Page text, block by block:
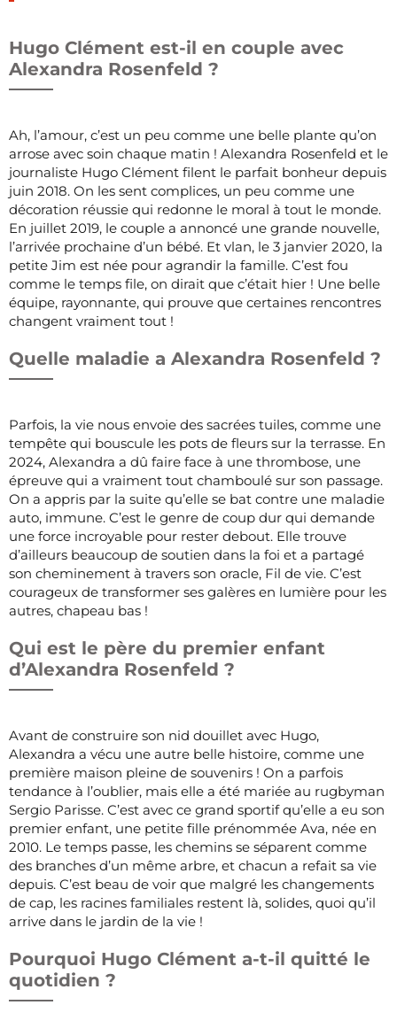
Hugo Clément est-il en couple avec
Alexandra Rosenfeld ?
Ah, l’amour, c’est un peu comme une belle plante qu’on
arrose avec soin chaque matin ! Alexandra Rosenfeld et le
journaliste Hugo Clément filent le parfait bonheur depuis
juin 2018. On les sent complices, un peu comme une
décoration réussie qui redonne le moral à tout le monde.
En juillet 2019, le couple a annoncé une grande nouvelle,
l’arrivée prochaine d’un bébé. Et vlan, le 3 janvier 2020, la
petite Jim est née pour agrandir la famille. C’est fou
comme le temps file, on dirait que c’était hier ! Une belle
équipe, rayonnante, qui prouve que certaines rencontres
changent vraiment tout !
Quelle maladie a Alexandra Rosenfeld ?
Parfois, la vie nous envoie des sacrées tuiles, comme une
tempête qui bouscule les pots de fleurs sur la terrasse. En
2024, Alexandra a dû faire face à une thrombose, une
épreuve qui a vraiment tout chamboulé sur son passage.
On a appris par la suite qu’elle se bat contre une maladie
auto, immune. C’est le genre de coup dur qui demande
une force incroyable pour rester debout. Elle trouve
d’ailleurs beaucoup de soutien dans la foi et a partagé
son cheminement à travers son oracle, Fil de vie. C’est
courageux de transformer ses galères en lumière pour les
autres, chapeau bas !
Qui est le père du premier enfant
d’Alexandra Rosenfeld ?
Avant de construire son nid douillet avec Hugo,
Alexandra a vécu une autre belle histoire, comme une
première maison pleine de souvenirs ! On a parfois
tendance à l’oublier, mais elle a été mariée au rugbyman
Sergio Parisse. C’est avec ce grand sportif qu’elle a eu son
premier enfant, une petite fille prénommée Ava, née en
2010. Le temps passe, les chemins se séparent comme
des branches d’un même arbre, et chacun a refait sa vie
depuis. C’est beau de voir que malgré les changements
de cap, les racines familiales restent là, solides, quoi qu’il
arrive dans le jardin de la vie !
Pourquoi Hugo Clément a-t-il quitté le
quotidien ?